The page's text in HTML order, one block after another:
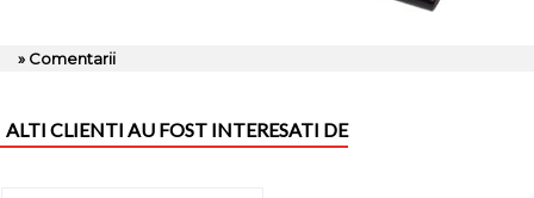
» Comentarii
ALTI CLIENTI AU FOST INTERESATI DE